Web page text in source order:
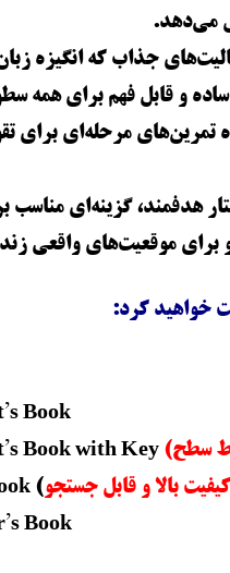
می‌دهد.
جذاب که انگیزه
و قابل فهم برای همه
تمرین‌های مرحله‌ای برای
هدفمند، گزینه‌ای مناسب
موقعیت‌های واقعی
خواهید کرد:
Book
Book with Key
(بالا و قابل جستجو
Book